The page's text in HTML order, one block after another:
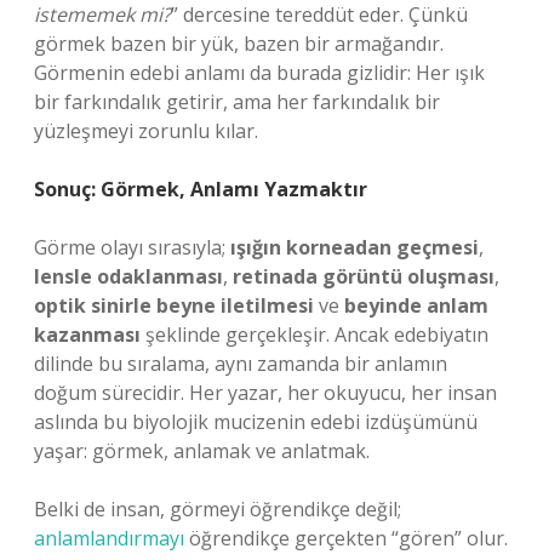
istememek mi?” dercesine tereddüt eder. Çünkü
görmek bazen bir yük, bazen bir armağandır.
Görmenin edebi anlamı da burada gizlidir: Her ışık
bir farkındalık getirir, ama her farkındalık bir
yüzleşmeyi zorunlu kılar.
Sonuç: Görmek, Anlamı Yazmaktır
Görme olayı sırasıyla; ışığın korneadan geçmesi,
lensle odaklanması, retinada görüntü oluşması,
optik sinirle beyne iletilmesi ve beyinde anlam
kazanması şeklinde gerçekleşir. Ancak edebiyatın
dilinde bu sıralama, aynı zamanda bir anlamın
doğum sürecidir. Her yazar, her okuyucu, her insan
aslında bu biyolojik mucizenin edebi izdüşümünü
yaşar: görmek, anlamak ve anlatmak.
Belki de insan, görmeyi öğrendikçe değil;
anlamlandırmayı öğrendikçe gerçekten “gören” olur.